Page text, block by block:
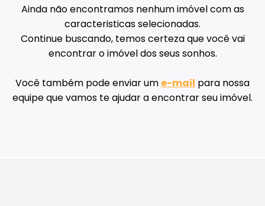
Ainda não encontramos nenhum imóvel com as
caracteristicas selecionadas.
Continue buscando, temos certeza que você vai
encontrar o imóvel dos seus sonhos.
Você também pode enviar um e-mail para nossa
equipe que vamos te ajudar a encontrar seu imóvel.